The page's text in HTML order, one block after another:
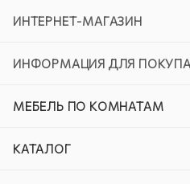
ИНТЕРНЕТ-МАГАЗИН
ИНФОРМАЦИЯ ДЛЯ
МЕБЕЛЬ ПО КОМНАТАМ
КАТАЛОГ